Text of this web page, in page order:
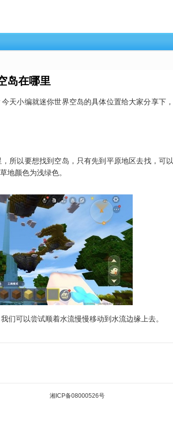
岛在哪里
天小编就迷你世界空岛的具体位置给大家分享下，
，所以要想找到空岛，只有先到平原地区去找，可以
地颜色为浅绿色。
们可以尝试顺着水流慢慢移动到水流边缘上去。
湘ICP备08000526号